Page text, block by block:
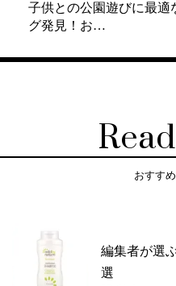
子供との公園遊びに最適
グ発見！お…
おすす
編集者が選
選